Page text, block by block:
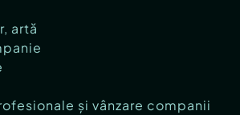
artă
și vânzare companii